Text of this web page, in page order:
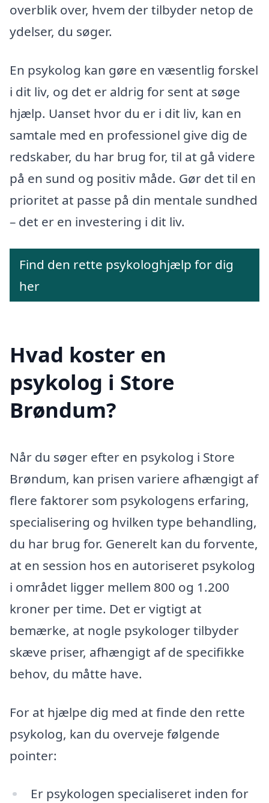
overblik over, hvem der tilbyder netop de
ydelser, du søger.
En psykolog kan gøre en væsentlig forskel
i dit liv, og det er aldrig for sent at søge
hjælp. Uanset hvor du er i dit liv, kan en
samtale med en professionel give dig de
redskaber, du har brug for, til at gå videre
på en sund og positiv måde. Gør det til en
prioritet at passe på din mentale sundhed
– det er en investering i dit liv.
Find den rette psykologhjælp for dig
her
Hvad koster en
psykolog i Store
Brøndum?
Når du søger efter en psykolog i Store
Brøndum, kan prisen variere afhængigt af
flere faktorer som psykologens erfaring,
specialisering og hvilken type behandling,
du har brug for. Generelt kan du forvente,
at en session hos en autoriseret psykolog
i området ligger mellem 800 og 1.200
kroner per time. Det er vigtigt at
bemærke, at nogle psykologer tilbyder
skæve priser, afhængigt af de specifikke
behov, du måtte have.
For at hjælpe dig med at finde den rette
psykolog, kan du overveje følgende
pointer:
Er psykologen specialiseret inden for